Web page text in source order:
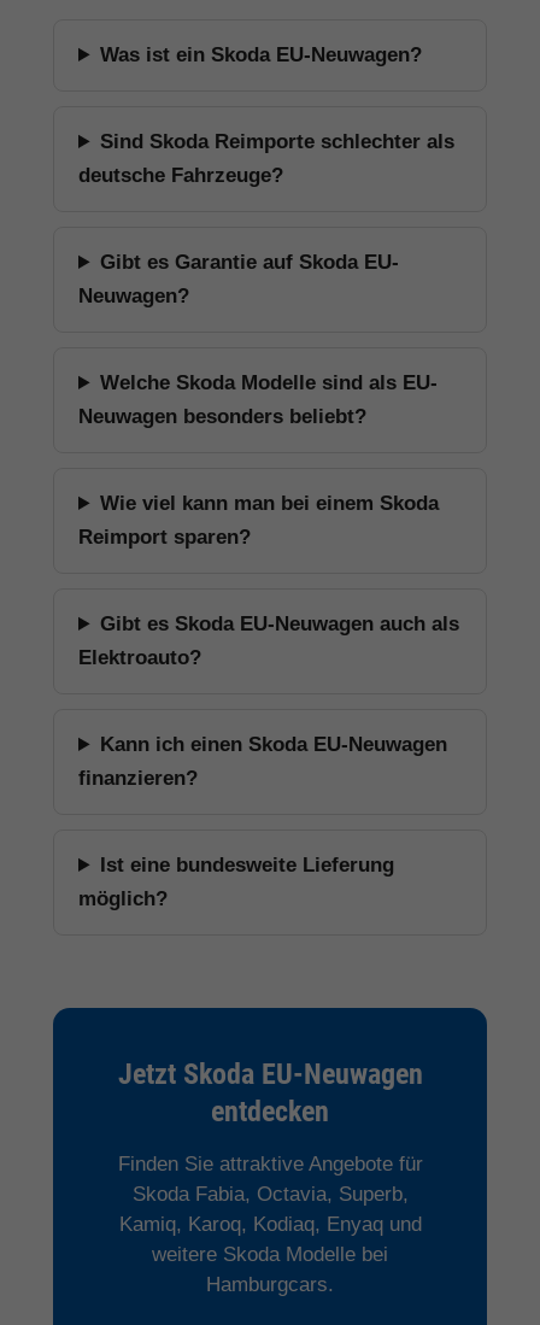
Was ist ein Skoda EU-Neuwagen?
Sind Skoda Reimporte schlechter als
deutsche Fahrzeuge?
Gibt es Garantie auf Skoda EU-
Neuwagen?
Welche Skoda Modelle sind als EU-
Neuwagen besonders beliebt?
Wie viel kann man bei einem Skoda
Reimport sparen?
Gibt es Skoda EU-Neuwagen auch als
Elektroauto?
Kann ich einen Skoda EU-Neuwagen
finanzieren?
Ist eine bundesweite Lieferung
möglich?
Jetzt Skoda EU-Neuwagen
entdecken
Finden Sie attraktive Angebote für
Skoda Fabia, Octavia, Superb,
Kamiq, Karoq, Kodiaq, Enyaq und
weitere Skoda Modelle bei
Hamburgcars.